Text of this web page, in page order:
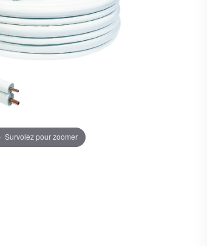
Survolez pour zoomer